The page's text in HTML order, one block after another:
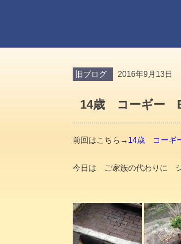
旧ブログ 2016年9月13日
14歳 コーギー
前回はこちら→ 14歳 コー
今日は ご家族の代わりに